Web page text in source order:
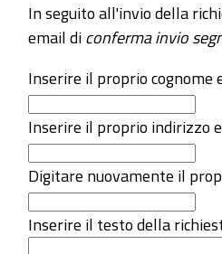
In seguito all'invio della
email diconferma invio
Inserire il proprio cognome
Inserire il proprio indirizzo
Digitare nuovamente il
Inserire il testo della